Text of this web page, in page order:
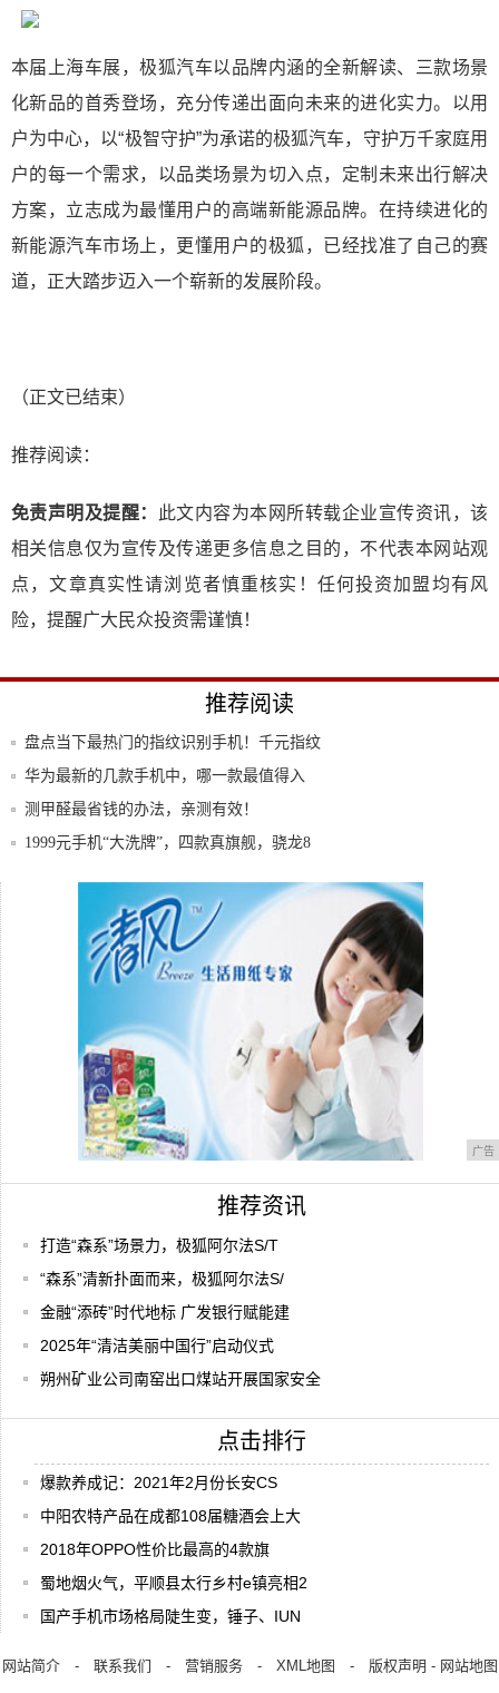
本届上海车展，极狐汽车以品牌内涵的全新解读、三款场景
化新品的首秀登场，充分传递出面向未来的进化实力。以用
户为中心，以“极智守护”为承诺的极狐汽车，守护万千家庭用
户的每一个需求，以品类场景为切入点，定制未来出行解决
方案，立志成为最懂用户的高端新能源品牌。在持续进化的
新能源汽车市场上，更懂用户的极狐，已经找准了自己的赛
道，正大踏步迈入一个崭新的发展阶段。
（正文已结束）
推荐阅读：
免责声明及提醒：
此文内容为本网所转载企业宣传资讯，该
相关信息仅为宣传及传递更多信息之目的，不代表本网站观
点，文章真实性请浏览者慎重核实！任何投资加盟均有风
险，提醒广大民众投资需谨慎！
推荐阅读
盘点当下最热门的指纹识别手机！千元指纹
识别首
华为最新的几款手机中，哪一款最值得入
手？!
测甲醛最省钱的办法，亲测有效！
1999元手机“大洗牌”，四款真旗舰，骁龙8
最近想换新手机？这四款当前最值得入手，
广告
推荐资讯
打造“森系”场景力，极狐阿尔法S/T
“森系”清新扑面而来，极狐阿尔法S/
金融“添砖”时代地标 广发银行赋能建
2025年“清洁美丽中国行”启动仪式
朔州矿业公司南窑出口煤站开展国家安全
点击排行
爆款养成记：2021年2月份长安CS
中阳农特产品在成都108届糖酒会上大
2018年OPPO性价比最高的4款旗
蜀地烟火气，平顺县太行乡村e镇亮相2
国产手机市场格局陡生变，锤子、IUN
网站简介- 联系我们 - 营销服务- XML地图 - 版权声明 - 网站地图